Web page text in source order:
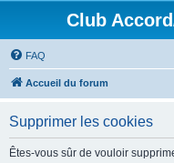
Club
FAQ
Accueil du forum
Supprimer les cookies
Êtes-vous sûr de vouloir